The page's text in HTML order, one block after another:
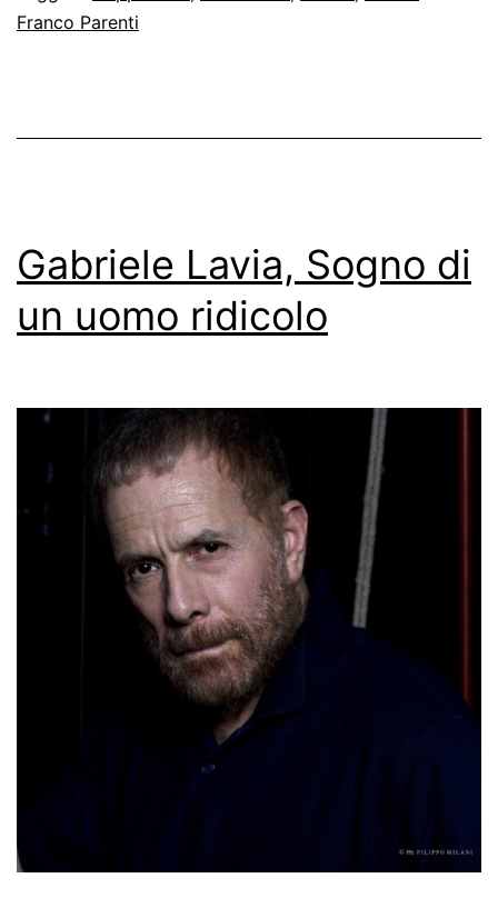
Franco Parenti
Gabriele Lavia, Sogno di
un uomo ridicolo